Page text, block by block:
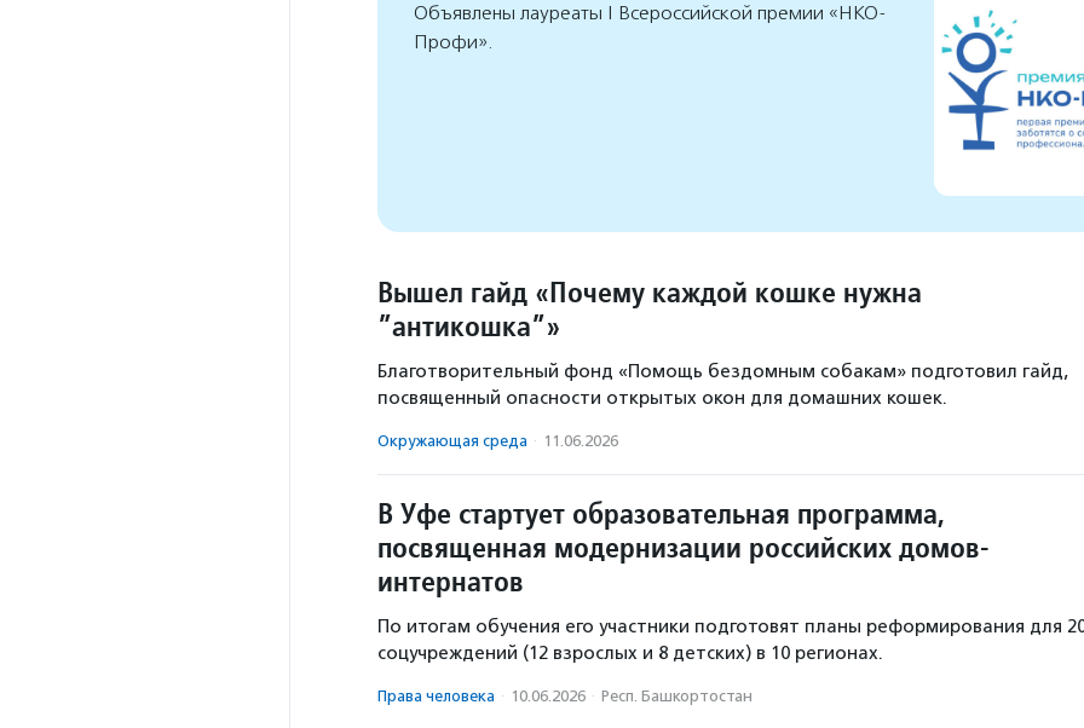
Объявлены лауреаты I Всероссийской премии «НКО-
Профи».
Вышел гайд «Почему каждой кошке нужна
”антикошка”»
Благотворительный фонд «Помощь бездомным собакам» подготовил гайд,
посвященный опасности открытых окон для домашних кошек.
Окружающая среда · 11.06.2026
В Уфе стартует образовательная программа,
посвященная модернизации российских домов-
интернатов
По итогам обучения его участники подготовят планы реформирования для
соцучреждений (12 взрослых и 8 детских) в 10 регионах.
Права человека · 10.06.2026 · Респ. Башкортостан